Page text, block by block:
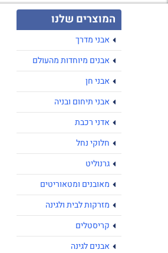
המוצרים שלנו
אבני מדרך
אבנים מיוחדות מהעולם
אבני חן
אבני תיחום ובניה
אדני רכבת
חלוקי נחל
גרנוליט
מאובנים ומטאוריטים
מזרקות לבית ולגינה
קריסטלים
אבנים לגינה